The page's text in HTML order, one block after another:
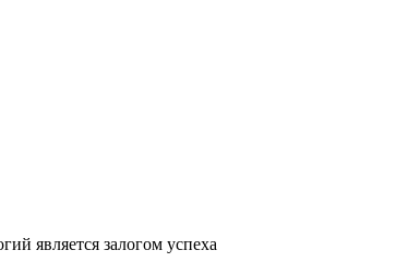
является залогом успеха